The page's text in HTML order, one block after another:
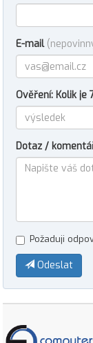
E-mail
Ověření: Kolik je
Dotaz /
Požaduji
Odeslat